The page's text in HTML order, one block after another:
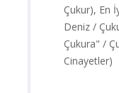
Çukur), En
Deniz /
Çukura" /
Cinayetler)